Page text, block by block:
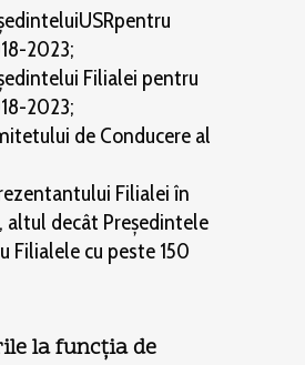
2023;
Filialei pentru
2023;
de Conducere al
Filialei în
altul decât Preşedintele
Filialele cu peste 150
la funcţia de